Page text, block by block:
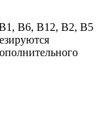
B6, B12, B2, B5